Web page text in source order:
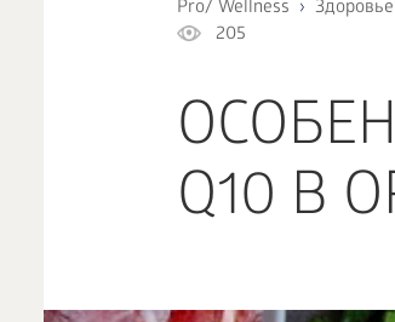
Pro/ Wellness Здоровье
205
Q10 В